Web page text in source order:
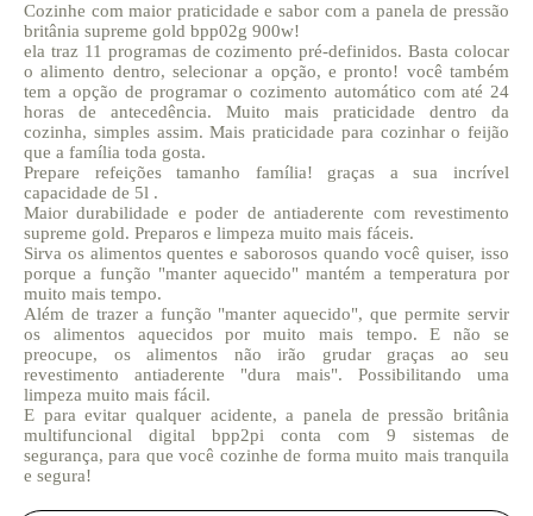
Cozinhe com maior praticidade e sabor com a panela de pressão
britânia supreme gold bpp02g 900w!
ela traz 11 programas de cozimento pré-definidos. Basta colocar
o alimento dentro, selecionar a opção, e pronto! você também
tem a opção de programar o cozimento automático com até 24
horas de antecedência. Muito mais praticidade dentro da
cozinha, simples assim. Mais praticidade para cozinhar o feijão
que a família toda gosta.
Prepare refeições tamanho família! graças a sua incrível
capacidade de 5l .
Maior durabilidade e poder de antiaderente com revestimento
supreme gold. Preparos e limpeza muito mais fáceis.
Sirva os alimentos quentes e saborosos quando você quiser, isso
porque a função "manter aquecido" mantém a temperatura por
muito mais tempo.
Além de trazer a função "manter aquecido", que permite servir
os alimentos aquecidos por muito mais tempo. E não se
preocupe, os alimentos não irão grudar graças ao seu
revestimento antiaderente "dura mais". Possibilitando uma
limpeza muito mais fácil.
E para evitar qualquer acidente, a panela de pressão britânia
multifuncional digital bpp2pi conta com 9 sistemas de
segurança, para que você cozinhe de forma muito mais tranquila
e segura!